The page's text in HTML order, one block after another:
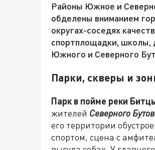
Районы Южное и
обделены вниманием
округах-соседях
спортплощадки, школы,
Южного и Северного
Парки, скверы и
Парк в пойме реки
жителей Северного
его территории
спортом, сцена с